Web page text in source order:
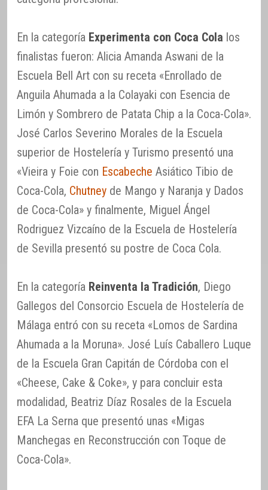
En la categoría Experimenta con Coca Cola los
finalistas fueron: Alicia Amanda Aswani de la
Escuela Bell Art con su receta «Enrollado de
Anguila Ahumada a la Colayaki con Esencia de
Limón y Sombrero de Patata Chip a la Coca-Cola».
José Carlos Severino Morales de la Escuela
superior de Hostelería y Turismo presentó una
«Vieira y Foie con Escabeche Asiático Tibio de
Coca-Cola, Chutney de Mango y Naranja y Dados
de Coca-Cola» y finalmente, Miguel Ángel
Rodriguez Vizcaíno de la Escuela de Hostelería
de Sevilla presentó su postre de Coca Cola.
En la categoría Reinventa la Tradición, Diego
Gallegos del Consorcio Escuela de Hostelería de
Málaga entró con su receta «Lomos de Sardina
Ahumada a la Moruna». José Luís Caballero Luque
de la Escuela Gran Capitán de Córdoba con el
«Cheese, Cake & Coke», y para concluir esta
modalidad, Beatriz Díaz Rosales de la Escuela
EFA La Serna que presentó unas «Migas
Manchegas en Reconstrucción con Toque de
Coca-Cola».